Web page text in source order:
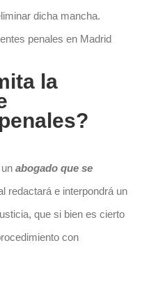
dicha mancha.
penales en Madrid
la
abogado que se
redactará e interpondrá un
que si bien es cierto
con